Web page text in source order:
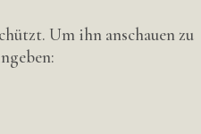
Um ihn anschauen zu